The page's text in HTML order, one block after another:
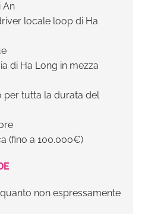
An
locale loop di Ha
di Ha Long in mezza
per tutta la durata del
(fino a 100.000€)
non espressamente